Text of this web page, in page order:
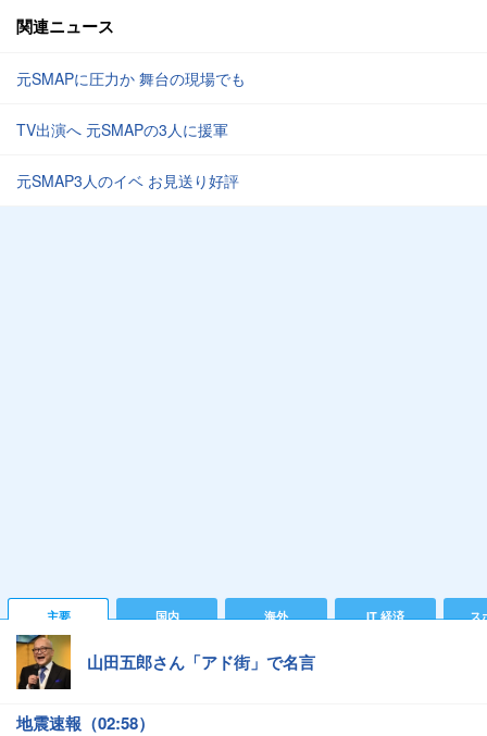
関連ニュース
元SMAPに圧力か 舞台の現場でも
TV出演へ 元SMAPの3人に援軍
元SMAP3人のイベ お見送り好評
主要 国内 海外 IT 経済 ス
山田五郎さん「アド街」で名言
地震速報（02:58）